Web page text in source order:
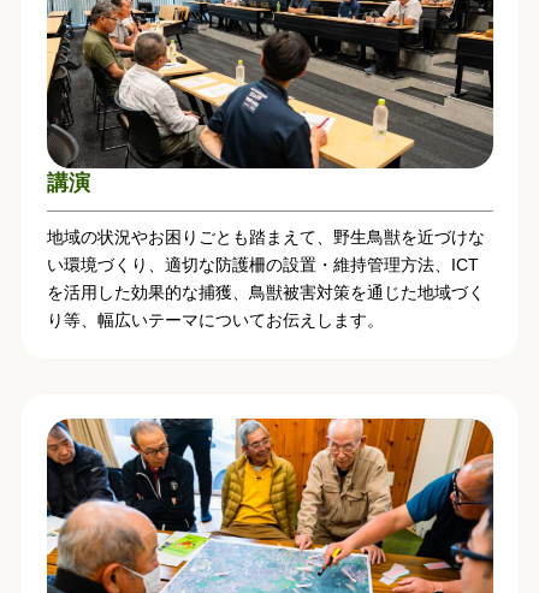
講演
地域の状況やお困りごとも踏まえて、野生鳥獣を近づけな
い環境づくり、適切な防護柵の設置・維持管理方法、ICT
を活用した効果的な捕獲、鳥獣被害対策を通じた地域づく
り等、幅広いテーマについてお伝えします。